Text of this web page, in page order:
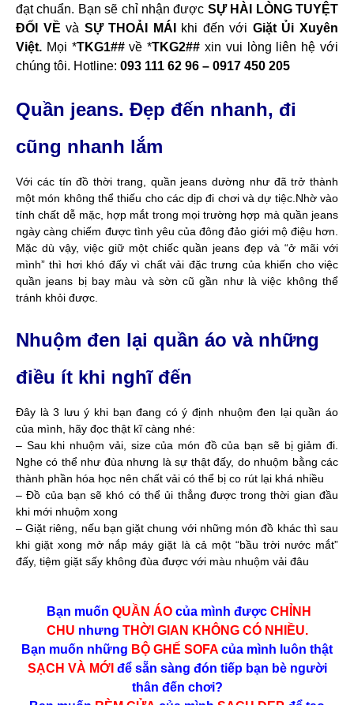
đạt chuẩn. Bạn sẽ chỉ nhận được SỰ HÀI LÒNG TUYỆT
ĐỐI VỀ và SỰ THOẢI MÁI khi đến với Giặt Ủi Xuyên
Việt. Mọi *TKG1##về *TKG2## xin vui lòng liên hệ với
chúng tôi. Hotline: 093 111 62 96 – 0917 450 205
Quần jeans. Đẹp đến nhanh, đi
cũng nhanh lắm
Với các tín đồ thời trang, quần jeans dường như đã trở thành
một món không thể thiếu cho các dịp đi chơi và dự tiệc.Nhờ vào
tính chất dễ mặc, hợp mắt trong mọi trường hợp mà quần jeans
ngày càng chiếm được tình yêu của đông đảo giới mộ điệu hơn.
Mặc dù vậy, việc giữ một chiếc quần jeans đẹp và “ở mãi với
mình” thì hơi khó đấy vì chất vải đặc trưng của khiến cho việc
quần jeans bị bay màu và sờn cũ gần như là việc không thể
tránh khỏi được.
Nhuộm đen lại quần áo và những
điều ít khi nghĩ đến
Đây là 3 lưu ý khi bạn đang có ý định nhuộm đen lại quần áo
của mình, hãy đọc thật kĩ càng nhé:
– Sau khi nhuộm vải, size của món đồ của bạn sẽ bị giảm đi.
Nghe có thể như đùa nhưng là sự thật đấy, do nhuộm bằng các
thành phần hóa học nên chất vải có thể bị co rút lại khá nhiều
– Đồ của bạn sẽ khó có thể ủi thẳng được trong thời gian đầu
khi mới nhuộm xong
– Giặt riêng, nếu bạn giặt chung với những món đồ khác thì sau
khi giặt xong mở nắp máy giặt là cả một “bầu trời nước mắt”
đấy, tiệm giặt sấy không đùa được với màu nhuộm vải đâu
Bạn muốn QUẦN ÁOcủa mình được CHỈNH
CHU nhưng THỜI GIAN KHÔNG CÓ NHIỀU.
Bạn muốn những BỘ GHẾ SOFA của mình luôn thật
SẠCH VÀ MỚI để sẵn sàng đón tiếp bạn bè người
thân đến chơi?